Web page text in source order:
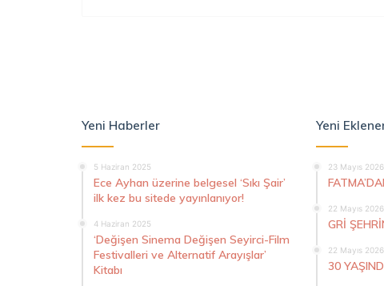
Yeni Haberler
5 Haziran 2025
Ece Ayhan üzerine belgesel ‘Sıkı Şair’
ilk kez bu sitede yayınlanıyor!
4 Haziran 2025
‘Değişen Sinema Değişen Seyirci-Film
Festivalleri ve Alternatif Arayışlar’
Kitabı
Yeni
23 Mayıs 2026
22 Mayıs 2026
GRİ
22 Mayıs 2026
30